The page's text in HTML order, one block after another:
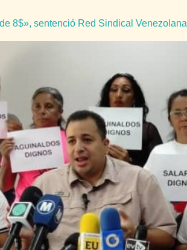
8$», sentenció Red Sindical Venezolana